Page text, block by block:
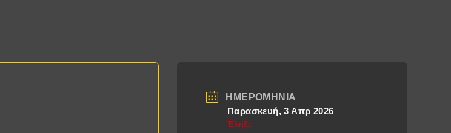
ΗΜΕΡΟΜΗΝΊΑ
Παρασκευή, 3 Απρ 2026
Έληξε